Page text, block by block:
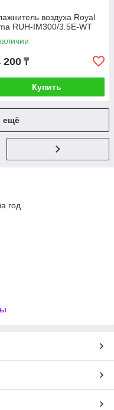
воздуха Royal
RUH-IM300/3.5E-WT
200 ₸
Купить
ещё
год